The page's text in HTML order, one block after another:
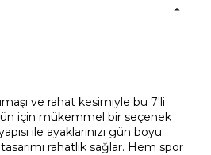
ve rahat kesimiyle bu 7'li
için mükemmel bir seçenek
ile ayaklarınızı gün boyu
rahatlık sağlar. Hem spor